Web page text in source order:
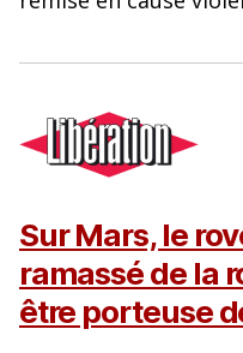
Sur Mars, le
ramassé de la
être porteuse